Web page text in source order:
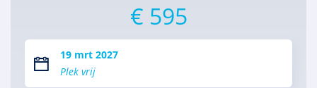
€ 595
19 mrt 2027
Plek vrij